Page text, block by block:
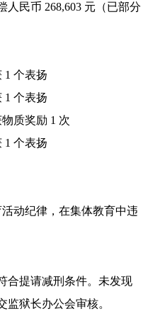
人民币 268,603 元（已部分
1 个表扬
1 个表扬
质奖励 1 次
1 个表扬
动纪律，在集体教育中违
合提请减刑条件。未发现
狱长办公会审核。